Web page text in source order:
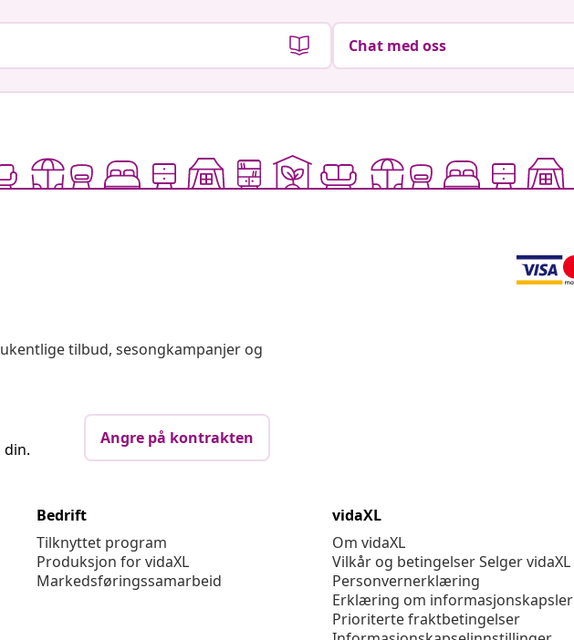
Chat med oss
tilbud, sesongkampanjer og
Angre på kontrakten
Bedrift
Tilknyttet program
Produksjon for vidaXL
Markedsføringssamarbeid
vidaXL
Om vidaXL
Vilkår og betingelser Selger vidaXL
Personvernerklæring
Erklæring om informasjonskapsler
Prioriterte fraktbetingelser